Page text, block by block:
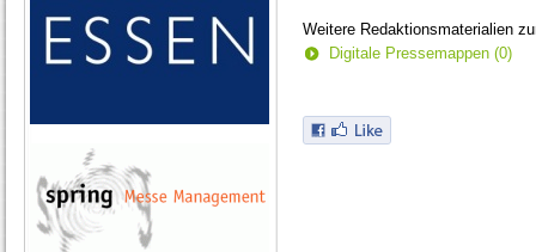
Weitere Redaktionsmaterialien
Digitale Pressemappen (0)